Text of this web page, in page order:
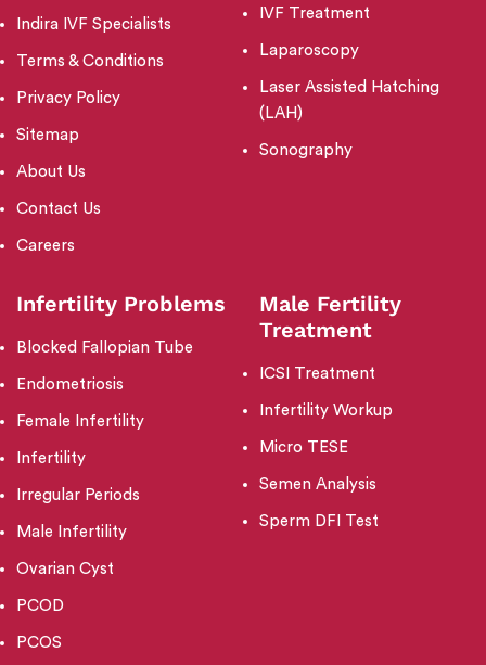
Indira IVF Specialists
Terms & Conditions
Privacy Policy
Sitemap
About Us
Contact Us
Careers
IVF Treatment
Laparoscopy
Laser Assisted Hatching
(LAH)
Sonography
Infertility Problems
Blocked Fallopian Tube
Endometriosis
Female Infertility
Infertility
Irregular Periods
Male Infertility
Ovarian Cyst
PCOD
PCOS
Male Fertility
Treatment
ICSI Treatment
Infertility Workup
Micro TESE
Semen Analysis
Sperm DFI Test